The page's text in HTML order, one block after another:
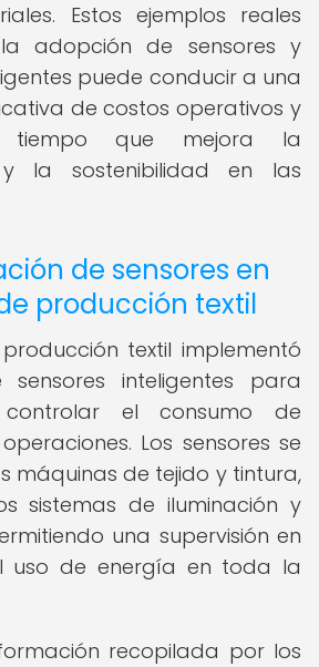
Estos ejemplos reales
adopción de sensores y
puede conducir a una
de costos operativos y
tiempo que mejora la
y la sostenibilidad en las
de sensores en
producción textil
textil implementó
inteligentes para
el consumo de
Los sensores se
máquinas de tejido y tintura,
sistemas de iluminación y
una supervisión en
uso de energía en toda la
recopilada por los